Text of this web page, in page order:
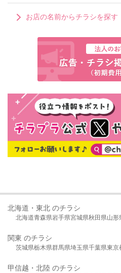
お店の名前からチラシを探す
北海道・東北 のチラシ
北海道青森県岩手県宮城県秋田県山形
関東 のチラシ
茨城県栃木県群馬県埼玉県千葉県東京
甲信越・北陸 のチラシ